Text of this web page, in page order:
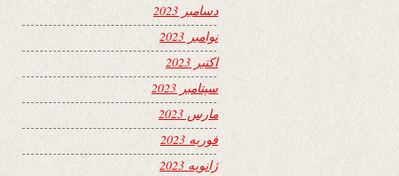
دسامبر 2023
نوامبر 2023
اکتبر 2023
سپتامبر 2023
مارس 2023
فوریه 2023
ژانویه 2023